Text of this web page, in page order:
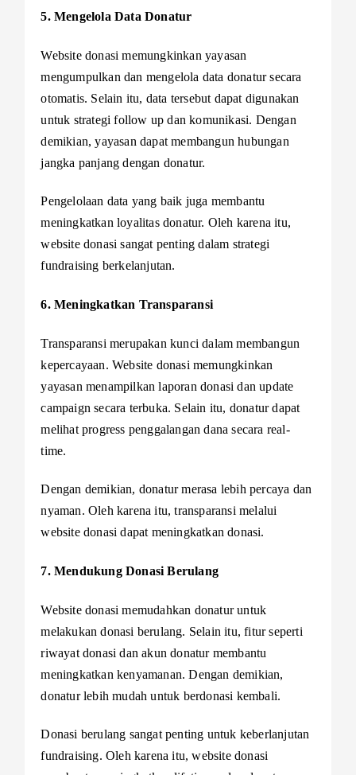
5. Mengelola Data Donatur
Website donasi memungkinkan yayasan
mengumpulkan dan mengelola data donatur secara
otomatis. Selain itu, data tersebut dapat digunakan
untuk strategi follow up dan komunikasi. Dengan
demikian, yayasan dapat membangun hubungan
jangka panjang dengan donatur.
Pengelolaan data yang baik juga membantu
meningkatkan loyalitas donatur. Oleh karena itu,
website donasi sangat penting dalam strategi
fundraising berkelanjutan.
6. Meningkatkan Transparansi
Transparansi merupakan kunci dalam membangun
kepercayaan. Website donasi memungkinkan
yayasan menampilkan laporan donasi dan update
campaign secara terbuka. Selain itu, donatur dapat
melihat progress penggalangan dana secara real-
time.
Dengan demikian, donatur merasa lebih percaya dan
nyaman. Oleh karena itu, transparansi melalui
website donasi dapat meningkatkan donasi.
7. Mendukung Donasi Berulang
Website donasi memudahkan donatur untuk
melakukan donasi berulang. Selain itu, fitur seperti
riwayat donasi dan akun donatur membantu
meningkatkan kenyamanan. Dengan demikian,
donatur lebih mudah untuk berdonasi kembali.
Donasi berulang sangat penting untuk keberlanjutan
fundraising. Oleh karena itu, website donasi